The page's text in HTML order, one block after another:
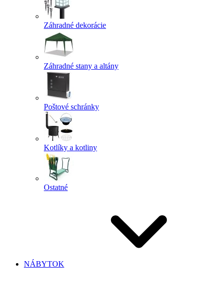
Záhradné dekorácie
Záhradné stany a altány
Poštové schránky
Kotlíky a kotliny
Ostatné
NÁBYTOK